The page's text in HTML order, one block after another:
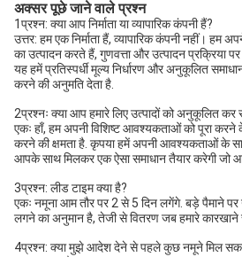
अक्सर पूछे जाने वाले प्रश्न
1प्रश्न: क्या आप निर्माता या व्यापारिक कंपनी हैं?
उत्तर: हम एक निर्माता हैं, व्यापारिक कंपनी नहीं। हम
का उत्पादन करते हैं, गुणवत्ता और उत्पादन प्रक्रिया
यह हमें प्रतिस्पर्धी मूल्य निर्धारण और अनुकूलित
करने की अनुमति देता है.
2प्रश्नः क्या आप हमारे लिए उत्पादों को अनुकूलित
एकः हाँ, हम अपनी विशिष्ट आवश्यकताओं को पूरा करने
करने की क्षमता है. कृपया हमें अपनी आवश्यकताओं के
आपके साथ मिलकर एक ऐसा समाधान तैयार करेगी जो
3प्रश्न: लीड टाइम क्या है?
एकः नमूना आम तौर पर 2 से 5 दिन लगेंगे. बड़े पैमाने
लगने का अनुमान है, तेजी से वितरण जब हमारे कारखाने
4प्रश्न: क्या मुझे आदेश देने से पहले कुछ नमूने मिल